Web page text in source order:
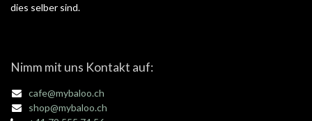
dies selber sind.
Nimm mit uns Kontakt auf:
cafe@mybaloo.ch
shop@mybaloo.ch